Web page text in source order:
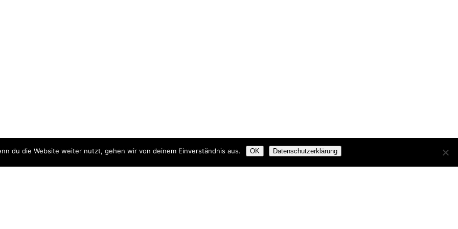
du die Website weiter nutzt, gehen wir von deinem Einverständnis aus. OK Datenschutzerklärung